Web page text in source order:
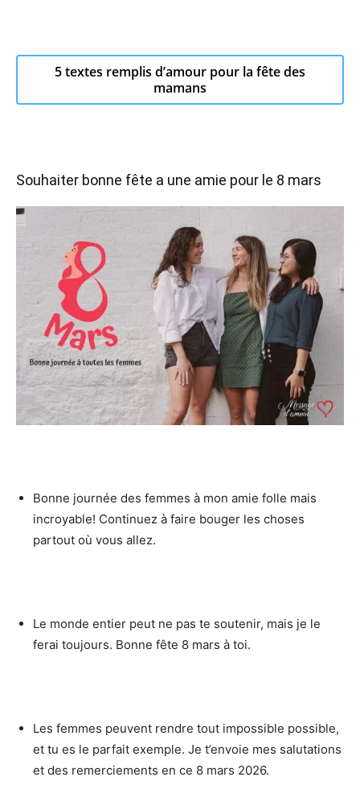
5 textes remplis d’amour pour la fête des
mamans
Souhaiter bonne fête a une amie pour le 8 mars
Bonne journée des femmes à mon amie folle mais
incroyable! Continuez à faire bouger les choses
partout où vous allez.
Le monde entier peut ne pas te soutenir, mais je le
ferai toujours. Bonne fête 8 mars à toi.
Les femmes peuvent rendre tout impossible possible,
et tu es le parfait exemple. Je t’envoie mes salutations
et des remerciements en ce 8 mars 2026.